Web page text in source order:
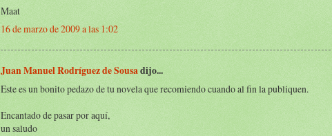
Maat
16 de marzo de 2009 a las 1:02
Juan Manuel Rodríguez de Sousadijo...
Este es un bonito pedazo de tu novela que recomiendo cuando al fin la publiquen.
Encantado de pasar por aquí,
un saludo